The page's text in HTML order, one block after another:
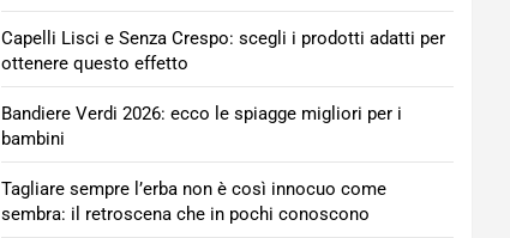
Capelli Lisci e Senza Crespo: scegli i prodotti adatti per
ottenere questo effetto
Bandiere Verdi 2026: ecco le spiagge migliori per i
bambini
Tagliare sempre l’erba non è così innocuo come
sembra: il retroscena che in pochi conoscono